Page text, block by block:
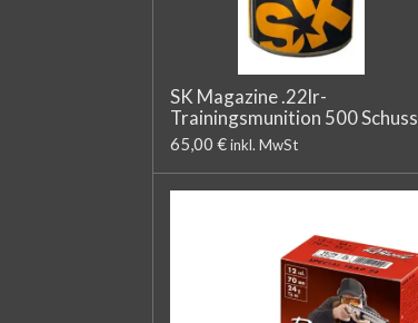
SK Magazine .22lr-
Trainingsmunition 500 Schuss
65,00 €inkl. MwSt